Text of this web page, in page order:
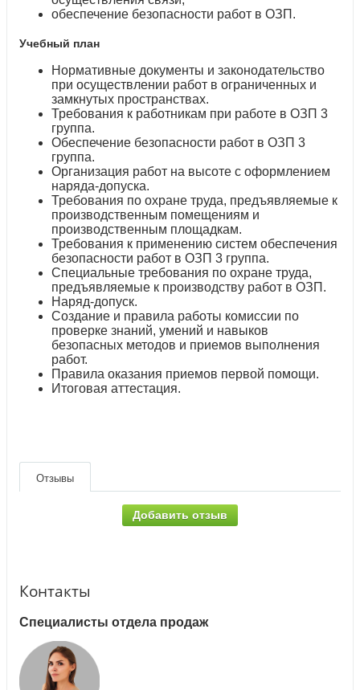
обеспечение безопасности работ в ОЗП.
Учебный план
Нормативные документы и законодательство
при осуществлении работ в ограниченных и
замкнутых пространствах.
Требования к работникам при работе в ОЗП 3
группа.
Обеспечение безопасности работ в ОЗП 3
группа.
Организация работ на высоте с оформлением
наряда-допуска.
Требования по охране труда, предъявляемые к
производственным помещениям и
производственным площадкам.
Требования к применению систем обеспечения
безопасности работ в ОЗП 3 группа.
Специальные требования по охране труда,
предъявляемые к производству работ в ОЗП.
Наряд-допуск.
Создание и правила работы комиссии по
проверке знаний, умений и навыков
безопасных методов и приемов выполнения
работ.
Правила оказания приемов первой помощи.
Итоговая аттестация.
Отзывы
Добавить отзыв
Контакты
Специалисты отдела продаж